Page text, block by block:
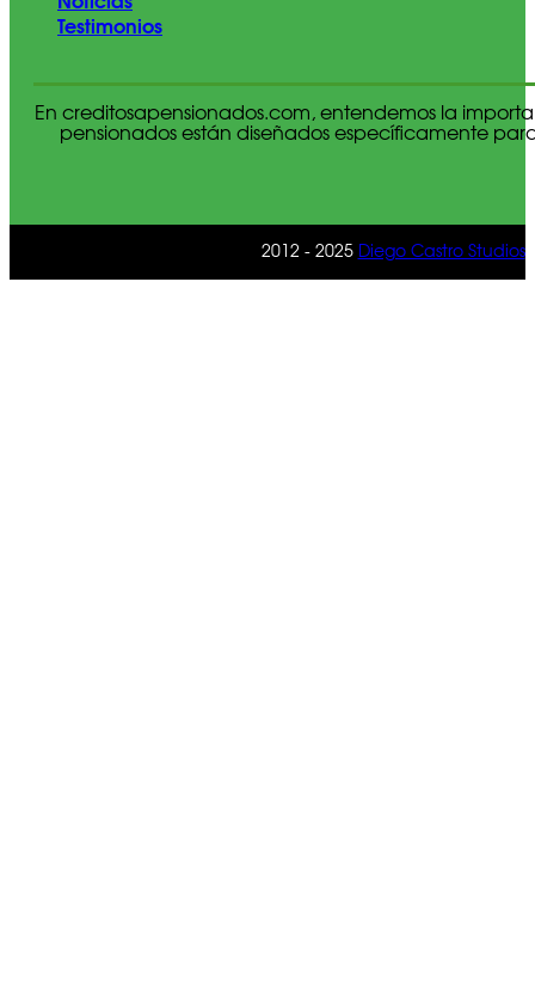
Testimonios
En creditosapensionados.com, entendemos la
pensionados están diseñados específicamente
2012 - 2025 Diego Castro Studios|